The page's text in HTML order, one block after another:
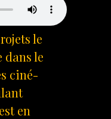
le
dans le
ciné-
en